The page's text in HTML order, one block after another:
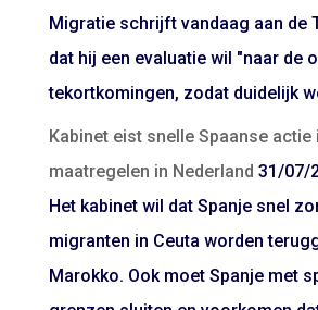
Migratie schrijft vandaag aan de
dat hij een evaluatie wil "naar de
tekortkomingen, zodat duidelijk
Kabinet eist snelle Spaanse actie
maatregelen in Nederland 31/07/
Het kabinet wil dat Spanje snel
migranten in Ceuta worden
Marokko. Ook moet Spanje met